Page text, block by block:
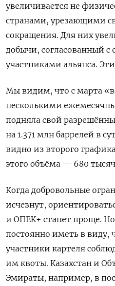
увеличивается не
странами, урезающими
сокращения. Для них
добычи, согласованный с
участниками альянса.
Мы видим, что с марта
несколькими
подняла свой
на 1.371 млн баррелей в
видно из второго
этого объёма — 680
Когда добровольные
исчезнут,
и ОПЕК+ станет проще.
постоянно иметь в виду,
участники картеля
им квоты. Казахстан и
Эмираты, например, в